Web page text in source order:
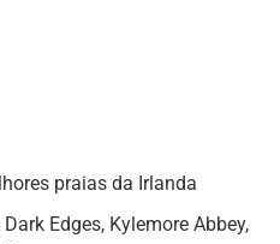
praias da Irlanda
Edges, Kylemore Abbey,